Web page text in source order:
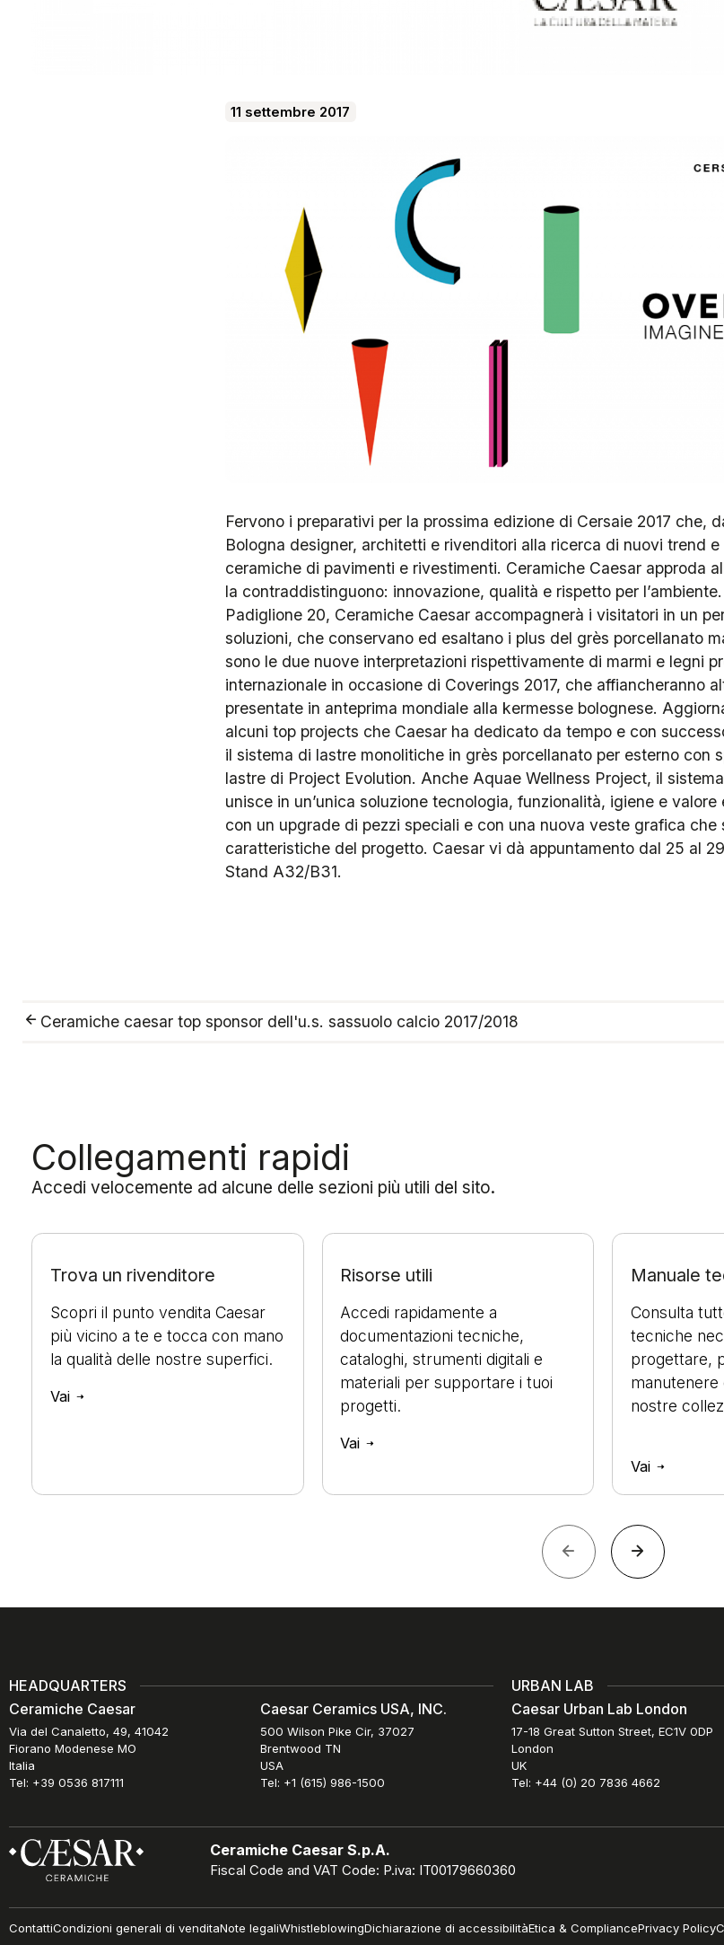
11 settembre 2017
Fervono i preparativi per la prossima edizione di Cersaie 2017 che,
Bologna designer, architetti e rivenditori alla ricerca di nuovi trend
ceramiche di pavimenti e rivestimenti. Ceramiche Caesar approda
la contraddistinguono: innovazione, qualità e rispetto per
Padiglione 20, Ceramiche Caesar accompagnerà i visitatori in un
soluzioni, che conservano ed esaltano i plus del grès porcellanato
sono le due nuove interpretazioni rispettivamente di marmi e legni
internazionale in occasione di Coverings 2017, che affiancheranno
presentate in anteprima mondiale alla kermesse bolognese.
alcuni top projects che Caesar ha dedicato da tempo e con
il sistema di lastre monolitiche in grès porcellanato per esterno con
lastre di Project Evolution. Anche Aquae Wellness Project, il
unisce in un’unica soluzione tecnologia, funzionalità, igiene e
con un upgrade di pezzi speciali e con una nuova veste grafica
caratteristiche del progetto. Caesar vi dà appuntamento dal 25 al
Stand A32/B31.
Ceramiche caesar top sponsor dell'u.s. sassuolo calcio 2017/2018
Collegamenti rapidi
Accedi velocemente ad alcune delle sezioni più utili del sito.
Trova un rivenditore
Scopri il punto vendita Caesar
più vicino a te e tocca con mano
la qualità delle nostre superfici.
Vai
Risorse utili
Accedi rapidamente a
documentazioni tecniche,
cataloghi, strumenti digitali e
materiali per supportare i tuoi
progetti.
Vai
Manuale
Consulta
tecniche
progettare,
nostre
Vai
HEADQUARTERS
Ceramiche Caesar
Via del Canaletto, 49, 41042
Fiorano Modenese MO
Italia
Tel: +39 0536 817111
Caesar Ceramics USA, INC.
500 Wilson Pike Cir, 37027
Brentwood TN
USA
Tel: +1 (615) 986-1500
URBAN LAB
Caesar Urban Lab London
17-18 Great Sutton Street, EC1V 0DP
London
UK
Tel: +44 (0) 20 7836 4662
Ceramiche Caesar S.p.A.
Fiscal Code and VAT Code: P.iva: IT00179660360
ContattiCondizioni generali di venditaNote legaliWhistleblowingDichiarazione di accessibilitàEtica & CompliancePrivacy Policy